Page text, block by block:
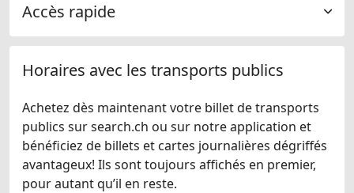
Accès rapide
Horaires avec les transports publics
Achetez dès maintenant votre billet de transports
publics sur search.ch ou sur notre application et
bénéficiez de billets et cartes journalières dégriffés
avantageux! Ils sont toujours affichés en premier,
pour autant qu’il en reste.